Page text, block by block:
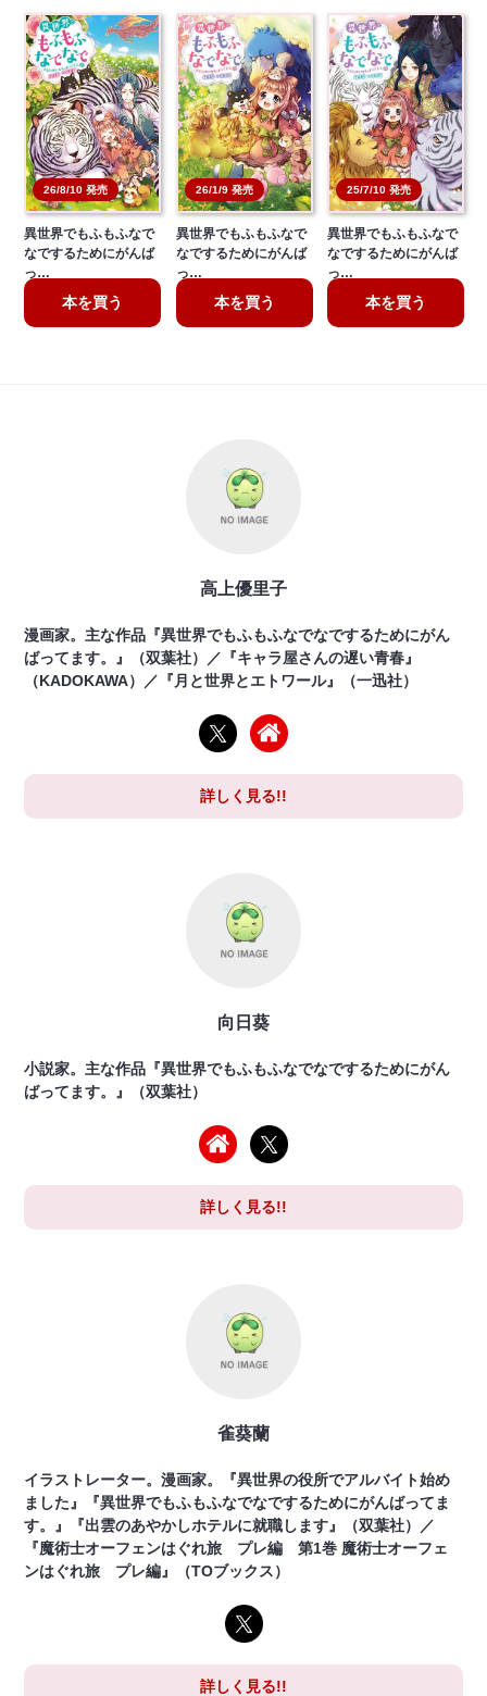
26/8/10 発売
異世界でもふもふなで
なでするためにがんば
っ…
本を買う
26/1/9 発売
異世界でもふもふなで
なでするためにがんば
っ…
本を買う
25/7/10 発売
異世界でもふもふなで
なでするためにがんば
っ…
本を買う
高上優里子
漫画家。主な作品『異世界でもふもふなでなでするためにがん
ばってます。』（双葉社）／『キャラ屋さんの遅い青春』
（KADOKAWA）／『月と世界とエトワール』（一迅社）
詳しく見る!!
向日葵
小説家。主な作品『異世界でもふもふなでなでするためにがん
ばってます。』（双葉社）
詳しく見る!!
雀葵蘭
イラストレーター。漫画家。『異世界の役所でアルバイト始め
ました』『異世界でもふもふなでなでするためにがんばってま
す。』『出雲のあやかしホテルに就職します』（双葉社）／
『魔術士オーフェンはぐれ旅 プレ編 第1巻 魔術士オーフェ
ンはぐれ旅 プレ編』（TOブックス）
詳しく見る!!